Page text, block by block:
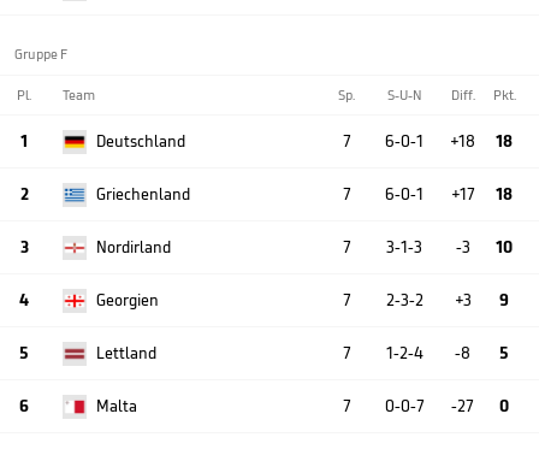
Gruppe F
Pl. Team Sp. S-U-N Diff. Pkt.
1 Deutschland 7 6-0-1 +18 18
2 Griechenland 7 6-0-1 +17 18
3 Nordirland 7 3-1-3 -3 10
4 Georgien 7 2-3-2 +3 9
5 Lettland 7 1-2-4 -8 5
6 Malta 7 0-0-7 -27 0